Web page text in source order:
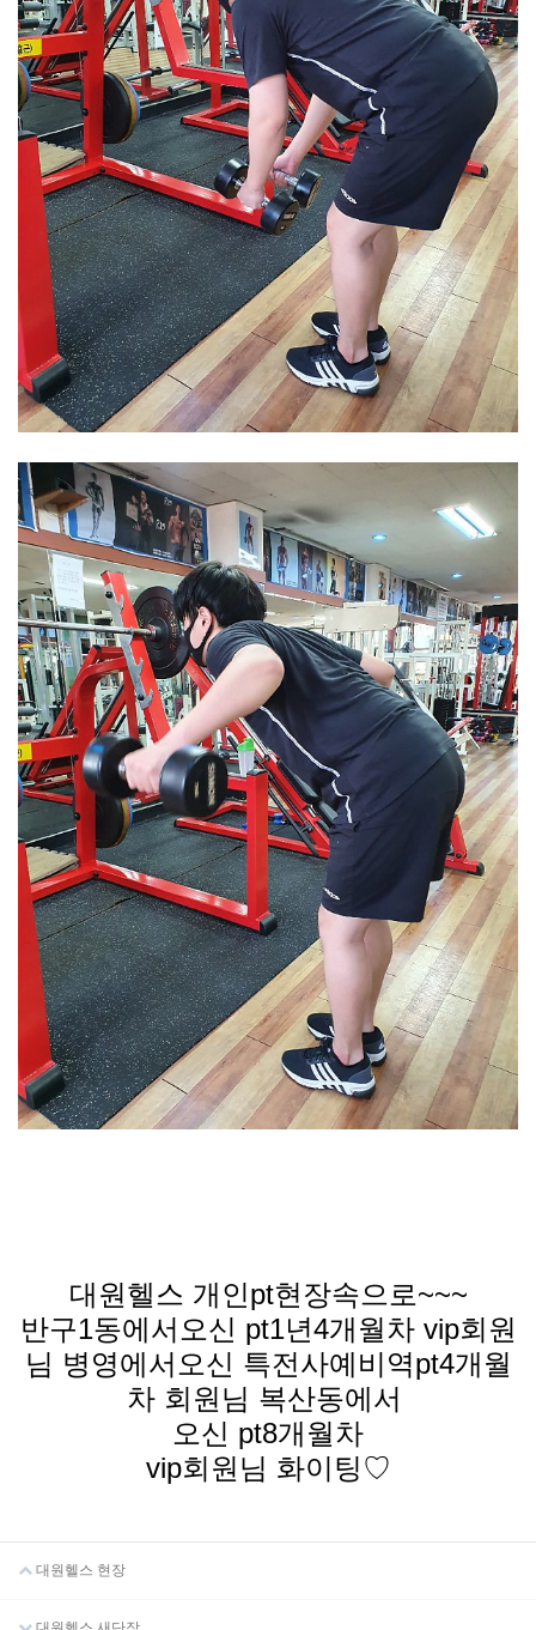
대원헬스 개인pt현장속으로~~~
반구1동에서오신 pt1년4개월차 vip회원
님 병영에서오신 특전사예비역pt4개월
차 회원님 복산동에서
오신 pt8개월차
vip회원님 화이팅♡
대원헬스 현장